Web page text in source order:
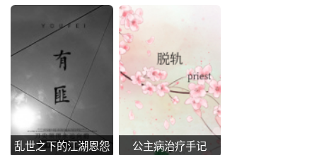
乱世之下的江湖恩怨 公主病治疗手记